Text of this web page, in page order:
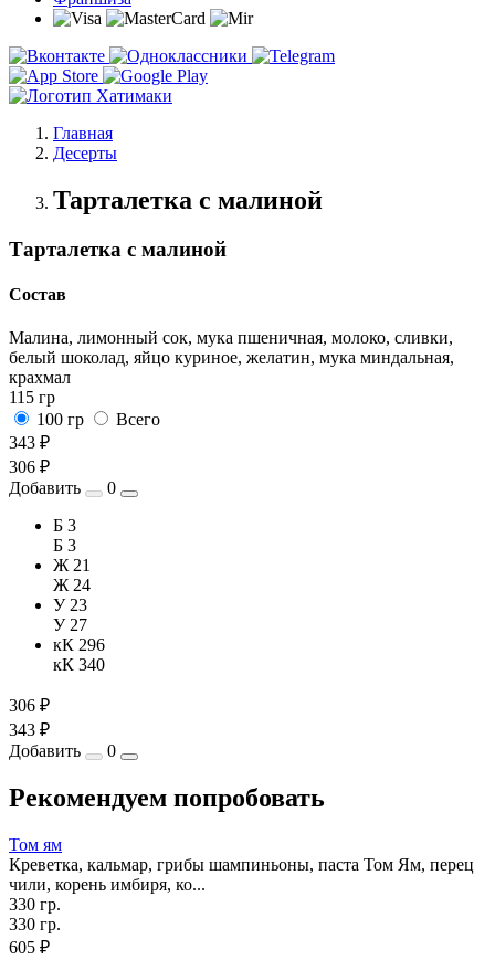
Главная
Десерты
Тарталетка с малиной
Тарталетка с малиной
Состав
Малина, лимонный сок, мука пшеничная, молоко, сливки,
белый шоколад, яйцо куриное, желатин, мука миндальная,
крахмал
115 гр
100 гр
Всего
343 ₽
306 ₽
Добавить
0
Б 3
Б 3
Ж 21
Ж 24
У 23
У 27
кК 296
кК 340
306 ₽
343 ₽
Добавить
0
Рекомендуем попробовать
Том ям
Креветка, кальмар, грибы шампиньоны, паста Том Ям, перец
чили, корень имбиря, ко...
330 гр.
330 гр.
605 ₽